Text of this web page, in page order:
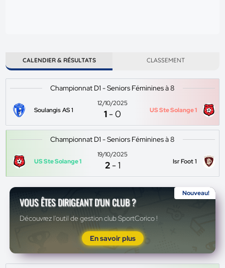
CALENDIER & RÉSULTATS CLASSEMENT
Championnat D1 - Seniors Féminines à 8
Soulangis AS 1
12/10/2025
1 -0 US Ste Solange 1
Championnat D1 - Seniors Féminines à 8
US Ste Solange 1
19/10/2025
2 -1 Isr Foot 1
Nouveau!
VOUS ÊTES DIRIGEANT D'UN CLUB ?
Découvrez l'outil de gestion club SportCorico !
En savoir plus